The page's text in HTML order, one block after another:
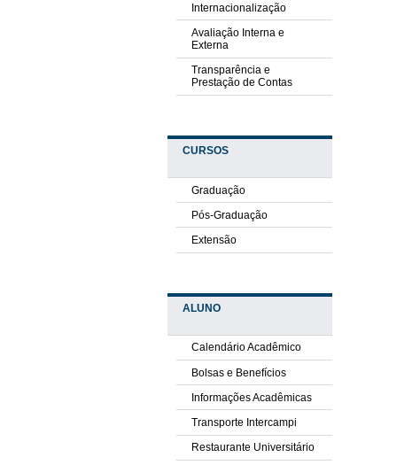
Internacionalização
Avaliação Interna e
Externa
Transparência e
Prestação de Contas
CURSOS
Graduação
Pós-Graduação
Extensão
ALUNO
Calendário Acadêmico
Bolsas e Benefícios
Informações Acadêmicas
Transporte Intercampi
Restaurante Universitário